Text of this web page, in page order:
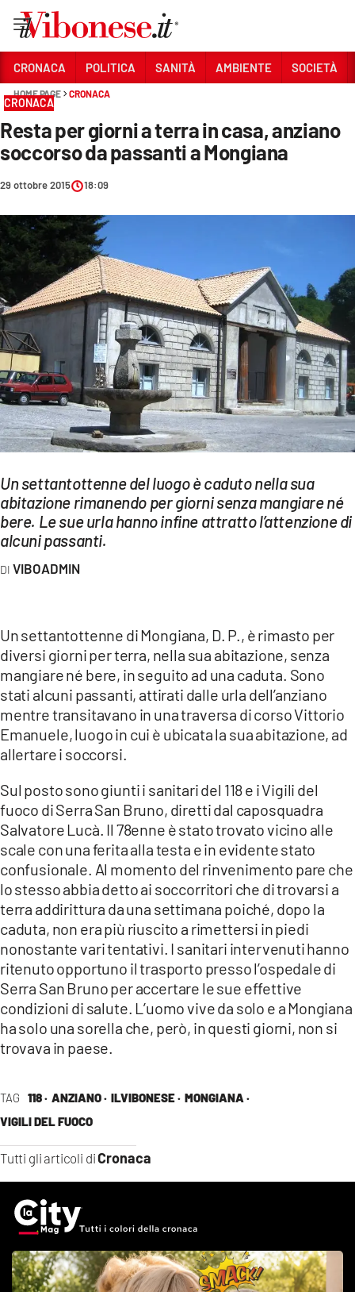
Sezioni
CRONACA
POLITICA
SANITÀ
AMBIENTE
SOCIETÀ
CULTURA
ECONOMIA E LAVORO
EVENTI
SPORT
Streaming
LAC NETWORK
LAC ONAIR
LACPLAY.IT
LACTV.IT
LACONAIR.IT
LACITYMAG.IT
ILREGGINO.IT
COSENZACHANNEL.IT
ILVIBONESE.IT
CATANZAROCHANNEL.IT
LACAPITALENEWS.IT
App
ANDROID
APPLE
CRONACA POLITICA SANITÀ AMBIENTE SOCIETÀ
HOME PAGE CRONACA
CRONACA
Resta per giorni a terra in casa, anziano
soccorso da passanti a Mongiana
29 ottobre 2015 18:09
Un settantottenne del luogo è caduto nella sua
abitazione rimanendo per giorni senza mangiare né
bere. Le sue urla hanno infine attratto l’attenzione di
alcuni passanti.
VIBOADMIN
TAG 118 · ANZIANO · ILVIBONESE · MONGIANA ·
VIGILI DEL FUOCO
Tutti gli articoli diCronaca
Un settantottenne di Mongiana, D. P., è rimasto per
diversi giorni per terra, nella sua abitazione, senza
mangiare né bere, in seguito ad una caduta. Sono
stati alcuni passanti, attirati dalle urla dell’anziano
mentre transitavano in una traversa di corso Vittorio
Emanuele, luogo in cui è ubicata la sua abitazione, ad
allertare i soccorsi.
Sul posto sono giunti i sanitari del 118 e i Vigili del
fuoco di Serra San Bruno, diretti dal caposquadra
Salvatore Lucà. Il 78enne è stato trovato vicino alle
scale con una ferita alla testa e in evidente stato
confusionale. Al momento del rinvenimento pare che
lo stesso abbia detto ai soccorritori che di trovarsi a
terra addirittura da una settimana poiché, dopo la
caduta, non era più riuscito a rimettersi in piedi
nonostante vari tentativi. I sanitari intervenuti hanno
ritenuto opportuno il trasporto presso l’ospedale di
Serra San Bruno per accertare le sue effettive
condizioni di salute. L’uomo vive da solo e a Mongiana
ha solo una sorella che, però, in questi giorni, non si
trovava in paese.